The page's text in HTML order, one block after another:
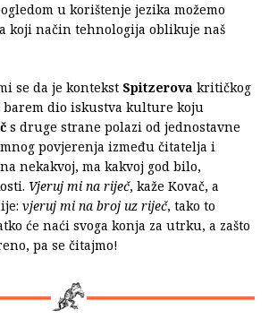
u korištenje jezika možemo
koji način tehnologija oblikuje naš
se da je kontekst Spitzerova kritičkog
dio iskustva kulture koju
s druge strane polazi od jednostavne
povjerenja između čitatelja i
nekakvoj, ma kakvoj god bilo,
Vjeruj mi na riječ, kaže Kovač, a
vjeruj mi na broj uz riječ, tako to
će naći svoga konja za utrku, a zašto
pa se čitajmo!